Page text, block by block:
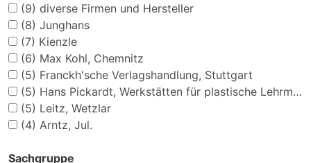
(9) diverse Firmen und Hersteller
(8) Junghans
(7) Kienzle
(6) Max Kohl, Chemnitz
(5) Franckh'sche Verlagshandlung, Stuttgart
(5) Hans Pickardt, Werkstätten für plastische Lehrmittel
(5) Leitz, Wetzlar
(4) Arntz, Jul.
Sachgruppe